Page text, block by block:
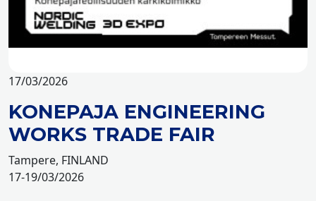
17/03/2026
KONEPAJA ENGINEERING
WORKS TRADE FAIR
Tampere, FINLAND
17-19/03/2026